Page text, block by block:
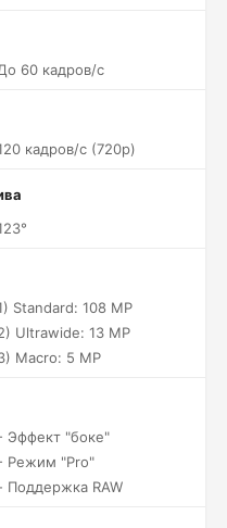
60 кадров/c
кадров/c (720p)
Standard: 108 MP
Ultrawide: 13 MP
Macro: 5 MP
Эффект "боке"
Режим "Pro"
Поддержка RAW